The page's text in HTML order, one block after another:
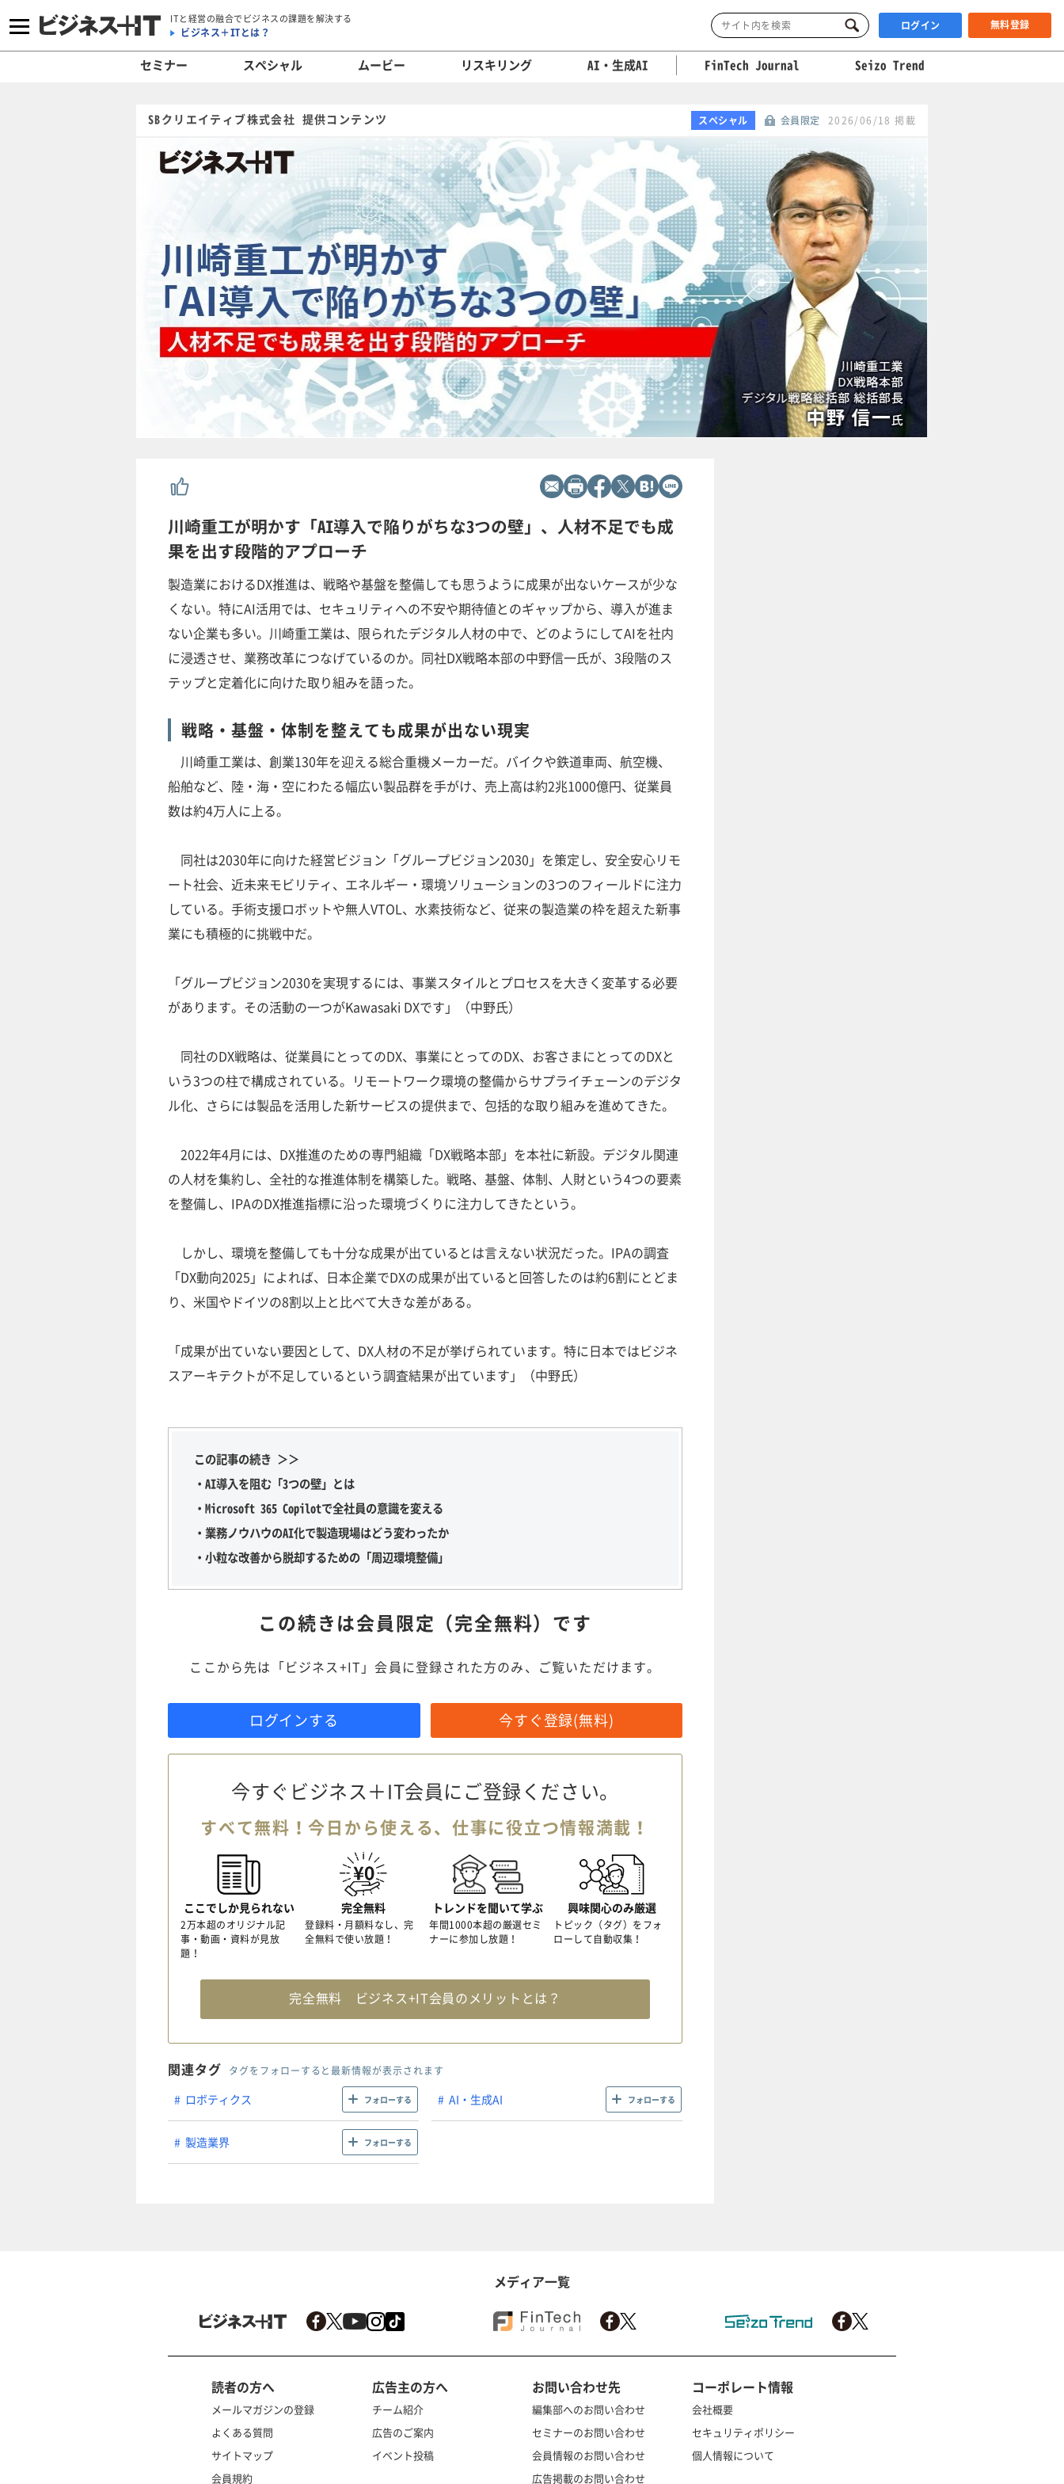
ITと経営の融合でビジネスの課題を解決する
ビジネス＋ITとは？ ログイン 無料登録
セミナー スペシャル ムービー リスキリング AI・生成AI FinTech Journal Seizo Trend
SBクリエイティブ株式会社 提供コンテンツ スペシャル 会員限定 2026/06/18 掲載
川崎重工が明かす「AI導入で陥りがちな3つの壁」、人材不足でも成
果を出す段階的アプローチ
製造業におけるDX推進は、戦略や基盤を整備しても思うように成果が出ないケースが少な
くない。特にAI活用では、セキュリティへの不安や期待値とのギャップから、導入が進ま
ない企業も多い。川崎重工業は、限られたデジタル人材の中で、どのようにしてAIを社内
に浸透させ、業務改革につなげているのか。同社DX戦略本部の中野信一氏が、3段階のス
テップと定着化に向けた取り組みを語った。
戦略・基盤・体制を整えても成果が出ない現実
川崎重工業は、創業130年を迎える総合重機メーカーだ。バイクや鉄道車両、航空機、
船舶など、陸・海・空にわたる幅広い製品群を手がけ、売上高は約2兆1000億円、従業員
数は約4万人に上る。
同社は2030年に向けた経営ビジョン「グループビジョン2030」を策定し、安全安心リモ
ート社会、近未来モビリティ、エネルギー・環境ソリューションの3つのフィールドに注力
している。手術支援ロボットや無人VTOL、水素技術など、従来の製造業の枠を超えた新事
業にも積極的に挑戦中だ。
「グループビジョン2030を実現するには、事業スタイルとプロセスを大きく変革する必要
があります。その活動の一つがKawasaki DXです」（中野氏）
同社のDX戦略は、従業員にとってのDX、事業にとってのDX、お客さまにとってのDXと
いう3つの柱で構成されている。リモートワーク環境の整備からサプライチェーンのデジタ
ル化、さらには製品を活用した新サービスの提供まで、包括的な取り組みを進めてきた。
2022年4月には、DX推進のための専門組織「DX戦略本部」を本社に新設。デジタル関連
の人材を集約し、全社的な推進体制を構築した。戦略、基盤、体制、人財という4つの要素
を整備し、IPAのDX推進指標に沿った環境づくりに注力してきたという。
しかし、環境を整備しても十分な成果が出ているとは言えない状況だった。IPAの調査
「DX動向2025」によれば、日本企業でDXの成果が出ていると回答したのは約6割にとどま
り、米国やドイツの8割以上と比べて大きな差がある。
「成果が出ていない要因として、DX人材の不足が挙げられています。特に日本ではビジネ
スアーキテクトが不足しているという調査結果が出ています」（中野氏）
この記事の続き ＞＞
・AI導入を阻む「3つの壁」とは
・Microsoft 365 Copilotで全社員の意識を変える
・業務ノウハウのAI化で製造現場はどう変わったか
・小粒な改善から脱却するための「周辺環境整備」
この続きは会員限定（完全無料）です
ここから先は「ビジネス+IT」会員に登録された方のみ、ご覧いただけます。
ログインする 今すぐ登録(無料)
今すぐビジネス＋IT会員にご登録ください。
すべて無料！今日から使える、仕事に役立つ情報満載！
ここでしか見られない
2万本超のオリジナル記
事・動画・資料が見放
題！
完全無料
登録料・月額料なし、完
全無料で使い放題！
トレンドを聞いて学ぶ
年間1000本超の厳選セミ
ナーに参加し放題！
興味関心のみ厳選
トピック（タグ）をフォ
ローして自動収集！
完全無料 ビジネス+IT会員のメリットとは？
関連タグ タグをフォローすると最新情報が表示されます
ロボティクス フォローする AI・生成AI フォローする
製造業界 フォローする
メディア一覧
読者の方へ
メールマガジンの登録
よくある質問
サイトマップ
会員規約
広告主の方へ
チーム紹介
広告のご案内
イベント投稿
お問い合わせ先
編集部へのお問い合わせ
セミナーのお問い合わせ
会員情報のお問い合わせ
広告掲載のお問い合わせ
コーポレート情報
会社概要
セキュリティポリシー
個人情報について